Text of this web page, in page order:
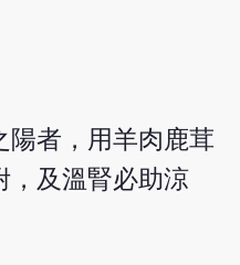
陽者，用羊肉鹿茸
，及溫腎必助涼